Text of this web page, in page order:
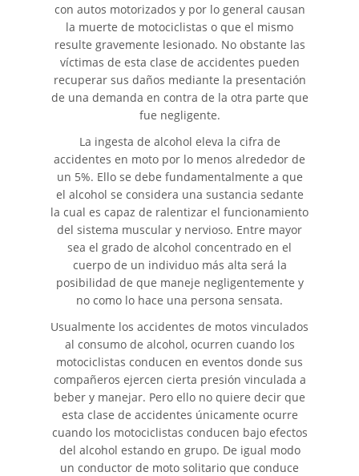
Accidente de Motocicleta
Accidente de Motocicleta
Preguntas Frecuentes
Accidente de Moto por
Conducción imprudente
Accidente de Motocicleta
Vinculado al Alcohol
Accidente de Motocicleta con
Giro Inseguro a la Izquierda
Accidente de Motocicleta
Relacionado con las Drogas
Accidente por Alcance de
Motocicleta
Accidente de Motocicleta
Choque y Huida
Accidente de Motocicleta
Involucrando a un Motorista
No Asegurado
con autos motorizados y por lo general causan
la muerte de motociclistas o que el mismo
resulte gravemente lesionado. No obstante las
víctimas de esta clase de accidentes pueden
recuperar sus daños mediante la presentación
de una demanda en contra de la otra parte que
fue negligente.
La ingesta de alcohol eleva la cifra de
accidentes en moto por lo menos alrededor de
un 5%. Ello se debe fundamentalmente a que
el alcohol se considera una sustancia sedante
la cual es capaz de ralentizar el funcionamiento
del sistema muscular y nervioso. Entre mayor
sea el grado de alcohol concentrado en el
cuerpo de un individuo más alta será la
posibilidad de que maneje negligentemente y
no como lo hace una persona sensata.
Usualmente los accidentes de motos vinculados
al consumo de alcohol, ocurren cuando los
motociclistas conducen en eventos donde sus
compañeros ejercen cierta presión vinculada a
beber y manejar. Pero ello no quiere decir que
esta clase de accidentes únicamente ocurre
cuando los motociclistas conducen bajo efectos
del alcohol estando en grupo. De igual modo
un conductor de moto solitario que conduce